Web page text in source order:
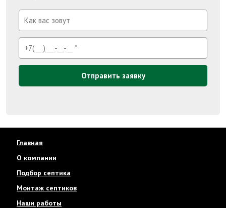
Отправить заявку
Главная
О компании
Подбор септика
Монтаж септиков
Наши работы